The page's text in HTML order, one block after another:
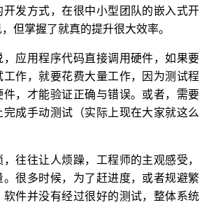
开发方式，在很中小型团队的嵌入式开
但掌握了就真的提升很大效率。
，应用程序代码直接调用硬件，如果要
工作，就要花费大量工作，因为测试程
件，才能验证正确与错误。或者，需要
完成手动测试（实际上现在大家就这么
往往让人烦躁，工程师的主观感受，
。很多时候，为了赶进度，或者规避繁
软件并没有经过很好的测试，整体系统